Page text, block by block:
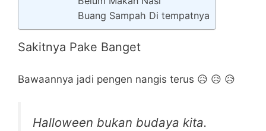
Buang Sampah Di tempatnya
Sakitnya Pake Banget
Bawaannya jadi pengen nangis terus 😥 😥 😥
Halloween bukan budaya kita.